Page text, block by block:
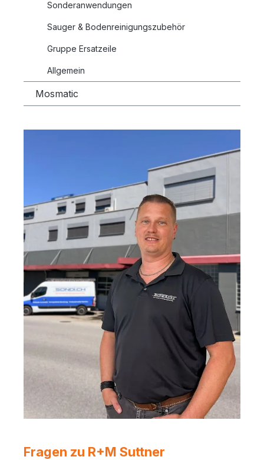
Sonderanwendungen
Sauger & Bodenreinigungszubehör
Gruppe Ersatzeile
Allgemein
Mosmatic
Fragen zu R+M Suttner